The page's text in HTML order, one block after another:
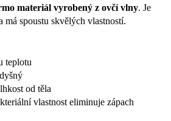
materiál vyrobený z ovčí vlny. Je
spoustu skvělých vlastností.
teplotu
od těla
vlastnost eliminuje zápach